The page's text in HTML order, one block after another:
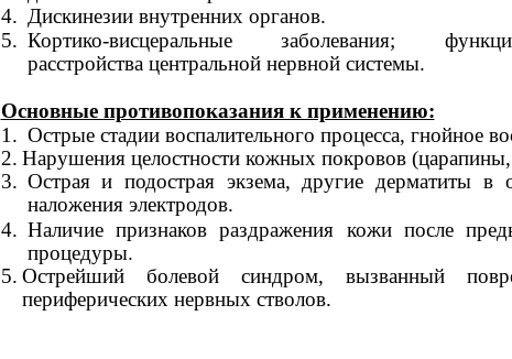
4. Дискинезии внутренних органов.
5. Кортико-висцеральныезаболевания;
расстройства центральной нервной системы.
Основные противопоказания к применению:
1. Острые стадии воспалительного процесса, гнойное
2. Нарушения целостности кожных покровов
3. Острая и подострая экзема, другие дерматиты в
наложения электродов.
4. Наличие признаков раздражения кожи после
процедуры.
5. Острейший болевой синдром, вызванный
периферических нервных стволов.